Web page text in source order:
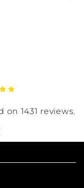
on 1431 reviews.